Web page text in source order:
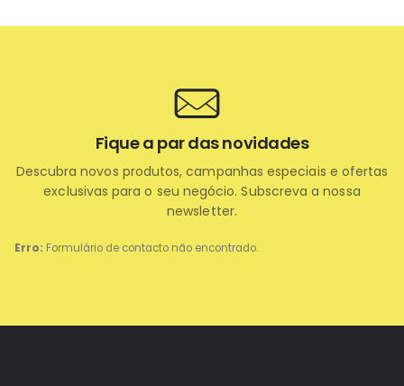
Erro: Formulário de contacto não encontrado.
Fique a par das novidades
Descubra novos produtos, campanhas especiais e ofertas
exclusivas para o seu negócio. Subscreva a nossa
newsletter.